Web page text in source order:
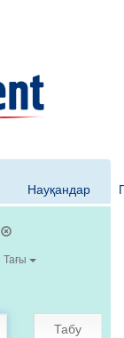
Науқандар
Тағы
Табу